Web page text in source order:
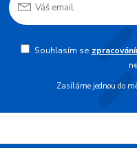
Souhlasím se
Zasíláme jednou do